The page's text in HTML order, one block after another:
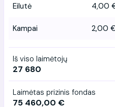
Eilutė 4,00
Kampai 2,00
Iš viso laimėtojų
27 680
Laimėtas prizinis fondas
75 460,00 €